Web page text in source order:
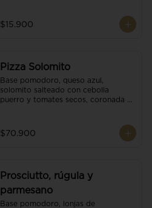
$15.900
Pizza Solomito
Base pomodoro, queso azul,
solomito salteado con cebolla
puerro y tomates secos, coronada
$70.900
Prosciutto, rúgula y
parmesano
Base pomodoro, lonjas de